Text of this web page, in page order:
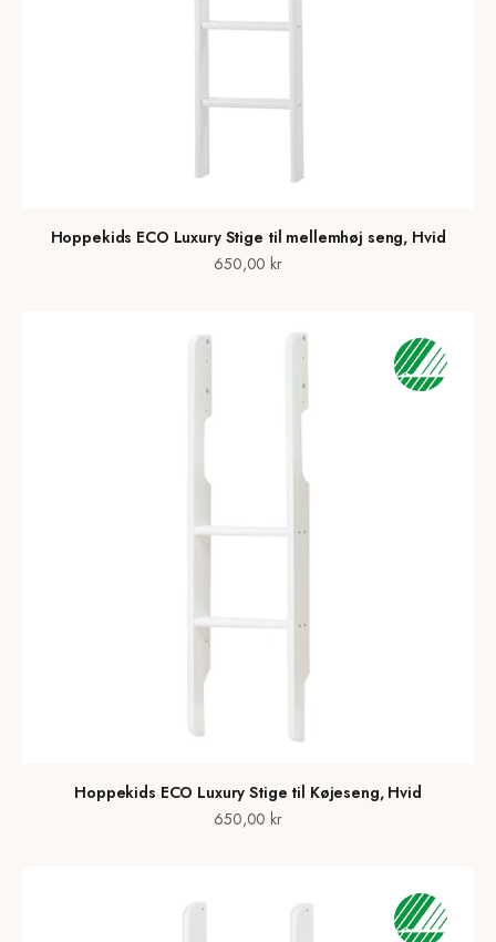
Hoppekids ECO Luxury Stige til mellemhøj seng, Hvid
Salgspris
650,00 kr
Hoppekids ECO Luxury Stige til Køjeseng, Hvid
Salgspris
650,00 kr